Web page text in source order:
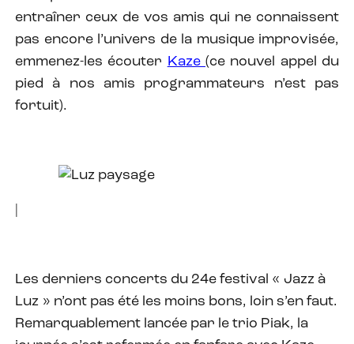
entraîner ceux de vos amis qui ne connaissent
pas encore l’univers de la musique improvisée,
emmenez-les écouter Kaze(ce nouvel appel du
pied à nos amis programmateurs n’est pas
fortuit).
Les derniers concerts du 24e festival « Jazz à
Luz » n’ont pas été les moins bons, loin s’en faut.
Remarquablement lancée par le trio Piak, la